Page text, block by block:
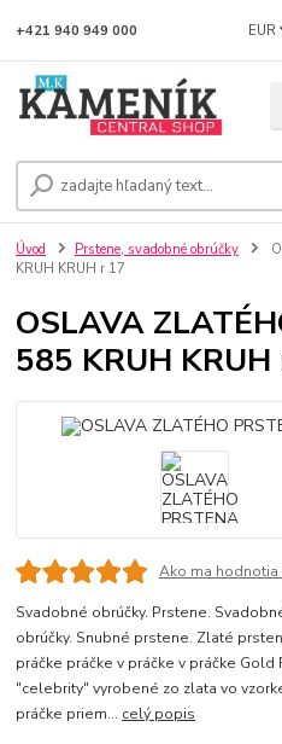
EUR
+421 940 949 000
Úvod Prstene, svadobné obrúčky
KRUH KRUH r 17
OSLAVA
585 KRUH KRUH
Ako ma hodnotia
Svadobné obrúčky. Prstene.
obrúčky. Snubné prstene. Zlaté
práčke práčke v práčke v práčke
"celebrity" vyrobené zo zlata vo
práčke priem... celý popis